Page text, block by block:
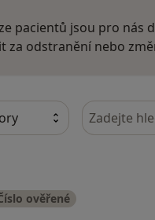
pacientů jsou pro nás
za odstranění nebo
Hledejte v
ověřené